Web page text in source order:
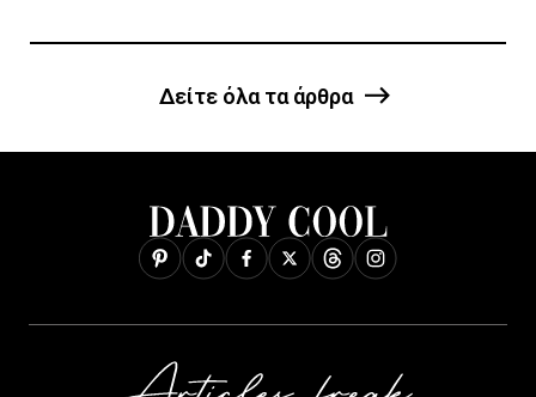
Δείτε όλα τα άρθρα